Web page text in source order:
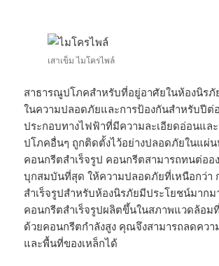
เสาเข็ม ไมโครไพล์
สาธารณูปโภคสำหรับที่อยู่อาศัยในห้องนิรภั
ในความปลอดภัยและการป้องกันสำหรับปีต่
ประกอบทางไฟฟ้าที่มีความละเอียดอ่อนแล
ปโภคอื่นๆ ถูกติดตั้งไว้อย่างปลอดภัยในแผ่
คอนกรีตสำเร็จรูป คอนกรีตสามารถทนต่อ
บุกสมบันที่สุด ให้ความปลอดภัยที่เหนือกว่า
สำเร็จรูปสำหรับห้องนิรภัยมีประโยชน์มาก
คอนกรีตสำเร็จรูปผลิตขึ้นในสภาพแวดล้อม
ด้วยคอนกรีตกำลังสูง คุณจึงสามารถลดควา
และพื้นที่ของเหล็กได้